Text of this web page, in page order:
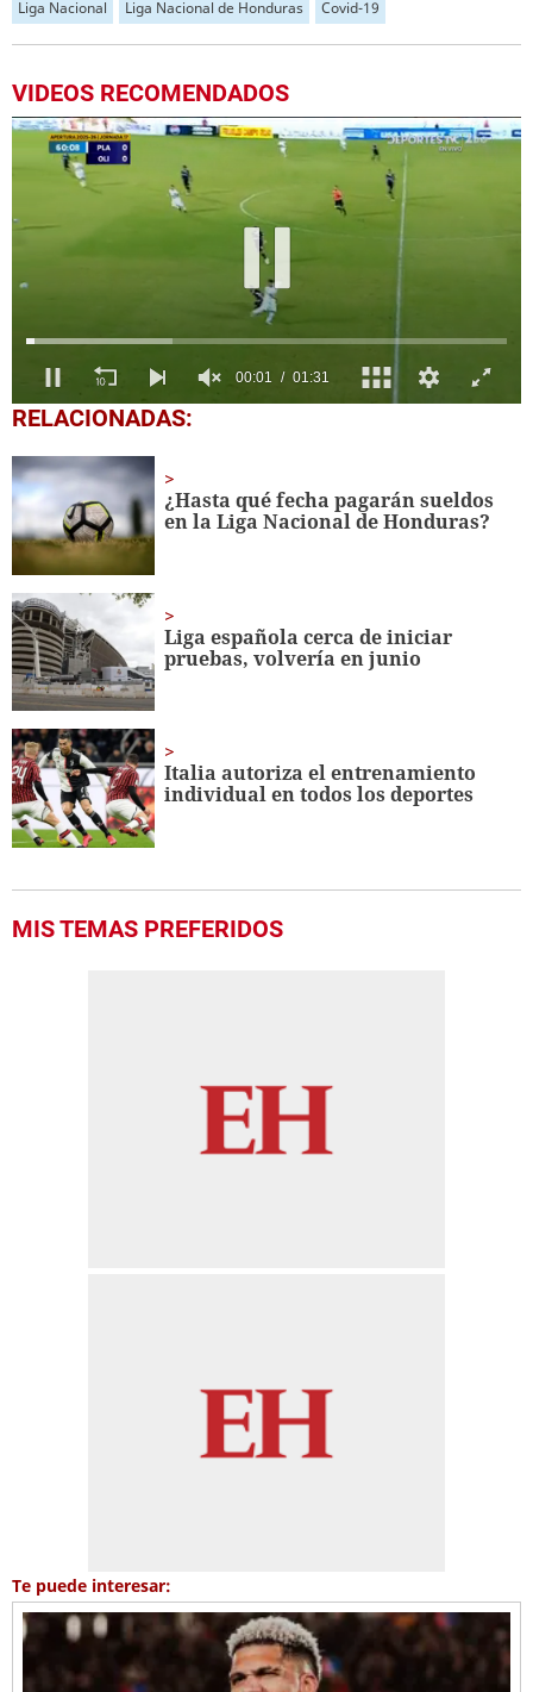
Liga Nacional Liga Nacional de Honduras Covid-19
VIDEOS RECOMENDADOS
0
of
minute,
31
seconds
00:03 01:31
RELACIONADAS:
¿Hasta qué fecha pagarán sueldos
en la Liga Nacional de Honduras?
Liga española cerca de iniciar
pruebas, volvería en junio
Italia autoriza el entrenamiento
individual en todos los deportes
MIS TEMAS PREFERIDOS
Te puede interesar: